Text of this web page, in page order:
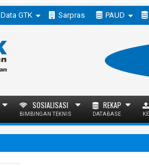
Data GTK Sarpras PAUD
SOSIALISASI
BIMBINGAN TEKNIS
REKAP
DATABASE